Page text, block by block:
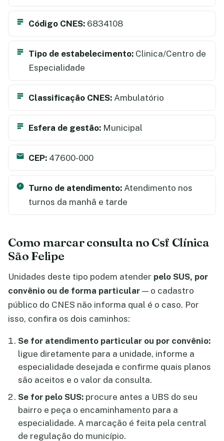
Código CNES: 6834108
Tipo de estabelecimento: Clinica/Centro de
Especialidade
Classificação CNES: Ambulatório
Esfera de gestão: Municipal
CEP: 47600-000
Turno de atendimento: Atendimento nos
turnos da manhã e tarde
Como marcar consulta no Csf Clínica
São Felipe
Unidades deste tipo podem atender pelo SUS, por
convênio ou de forma particular — o cadastro
público do CNES não informa qual é o caso. Por
isso, confira os dois caminhos:
Se for atendimento particular ou por convênio:
ligue diretamente para a unidade, informe a
especialidade desejada e confirme quais planos
são aceitos e o valor da consulta.
Se for pelo SUS: procure antes a UBS do seu
bairro e peça o encaminhamento para a
especialidade. A marcação é feita pela central
de regulação do município.